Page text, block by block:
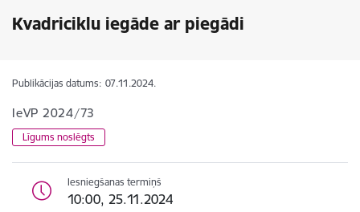
Kvadriciklu iegāde ar piegādi
Publikācijas datums: 07.11.2024.
IeVP 2024/73
Līgums noslēgts
Iesniegšanas termiņš
10:00, 25.11.2024